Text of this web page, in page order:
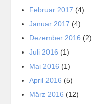
Februar 2017 (4)
Januar 2017 (4)
Dezember 2016 (2)
Juli 2016 (1)
Mai 2016 (1)
April 2016 (5)
März 2016 (12)